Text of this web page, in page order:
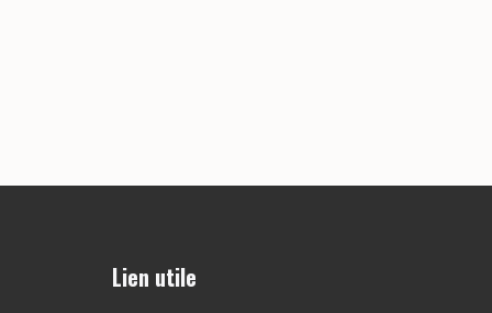
Lien utile